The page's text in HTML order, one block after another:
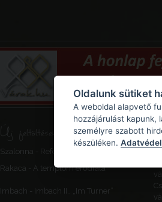
Új feltöltések, frissítések
Szalonna - Református templom
Rakaca - A templom erődfala
Imbach - Imbach II., „Im Turner”
Oldalunk sütiket
A weboldal alapvető
hozzájárulást kapunk,
személyre szabott
készüléken.